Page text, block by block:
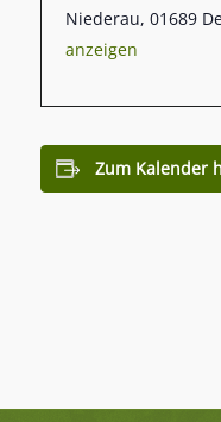
Niederau, 01689
anzeigen
Zum Kalender